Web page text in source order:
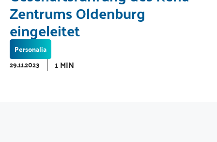
Zentrums Oldenburg
eingeleitet
Personalia
29.11.2023
1 MIN